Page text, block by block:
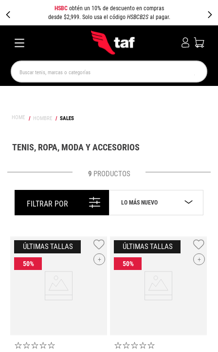
HSBCobtén un 10% de descuento en compras
desde $2,999. Solo usa el código HSBCB2Sal pagar.
Buscar tenis, marcas o categorías
HOMBRE SALES
TENIS, ROPA, MODA Y ACCESORIOS
9 PRODUCTOS
FILTRAR POR LO MÁS NUEVO
+
☆☆☆☆☆
+
☆☆☆☆☆